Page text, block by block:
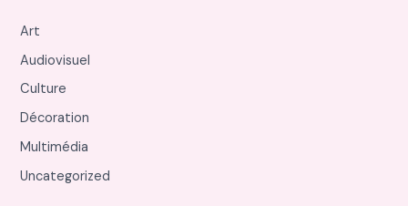
Art
Audiovisuel
Culture
Décoration
Multimédia
Uncategorized